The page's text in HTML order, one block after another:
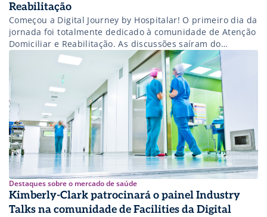
Reabilitação
Começou a Digital Journey by Hospitalar! O primeiro dia da
jornada foi totalmente dedicado à comunidade de Atenção
Domiciliar e Reabilitação. As discussões saíram do
hospitalocentrismo e partiram para os cuidados de
transição e atenção domiciliar. A programação foi pensada
para nos ajudar a entender como a pandemia alavancou
os avanços tecnológicos nesses ambientes e […]
Destaques sobre o mercado de saúde
Kimberly-Clark patrocinará o painel Industry
Talks na comunidade de Facilities da Digital